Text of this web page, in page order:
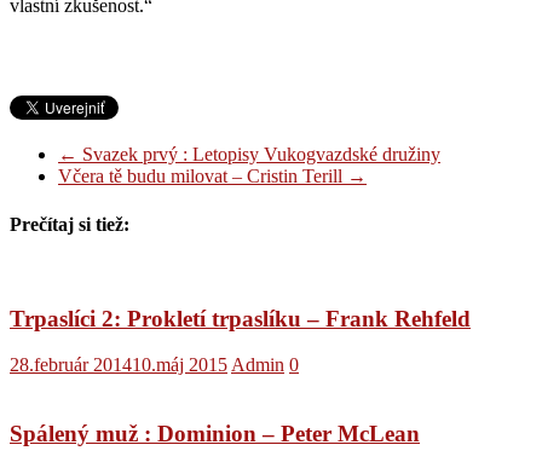
vlastní zkušenost.“
← Svazek prvý : Letopisy Vukogvazdské družiny
Včera tě budu milovat – Cristin Terill →
Prečítaj si tiež:
Trpaslíci 2: Prokletí trpaslíku – Frank Rehfeld
28.február 201410.máj 2015 Admin 0
Spálený muž : Dominion – Peter McLean